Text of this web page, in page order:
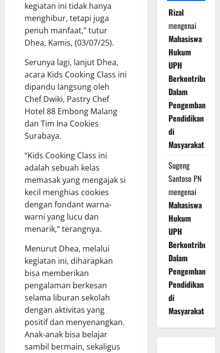
kegiatan ini tidak hanya
menghibur, tetapi juga
penuh manfaat,” tutur
Dhea, Kamis, (03/07/25).
Serunya lagi, lanjut Dhea,
acara Kids Cooking Class ini
dipandu langsung oleh
Chef Dwiki, Pastry Chef
Hotel 88 Embong Malang
dan Tim Ina Cookies
Surabaya.
“Kids Cooking Class ini
adalah sebuah kelas
memasak yang mengajak si
kecil menghias cookies
dengan fondant warna-
warni yang lucu dan
menarik,” terangnya.
Menurut Dhea, melalui
kegiatan ini, diharapkan
bisa memberikan
pengalaman berkesan
selama liburan sekolah
dengan aktivitas yang
positif dan menyenangkan.
Anak-anak bisa belajar
sambil bermain, sekaligus
Rizal
mengenai
Mahasiswa
Hukum
UPH
Berkontribusi
Dalam
Pengembangan
Pendidikan
di
Masyarakat
Sugeng
Santoso PN
mengenai
Mahasiswa
Hukum
UPH
Berkontribusi
Dalam
Pengembangan
Pendidikan
di
Masyarakat